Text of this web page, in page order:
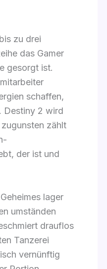
zu drei
das Gamer
gesorgt ist.
schaffen,
Destiny 2 wird
zählt
der ist und
lager
umständen
drauflos
Tanzerei
vernünftig